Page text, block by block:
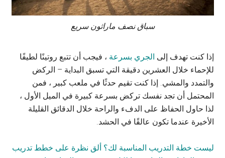
سباق نصف ماراثون سريع
إذا كنت تهدف إلى الجري بسرعة ، فيجب أن تتبع روتينًا لطيفًا
للإحماء خلال العشرين دقيقة التي تسبق البداية – الركض
والتمدد والمشي. إذا كنت تقيم حدثًا في ملعب كبير ، فمن
المحتمل أن تجد نفسك تركض بسرعة كبيرة في الميل الأول ،
لذا حاول الحفاظ على الدفء والراحة خلال الدقائق القليلة
الأخيرة عندما تكون عالقًا في الحشد.
ليست خطة التدريب المناسبة لك؟ ألق نظرة على خطط تدريب